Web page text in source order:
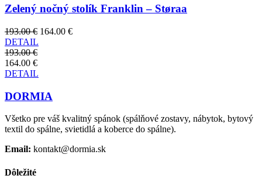
Zelený nočný stolík Franklin – Støraa
193.00 € 164.00 €
DETAIL
193.00 €
164.00 €
DETAIL
DORMIA
Všetko pre váš kvalitný spánok (spálňové zostavy, nábytok, bytový
textil do spálne, svietidlá a koberce do spálne).
Email: kontakt@dormia.sk
Dôležité